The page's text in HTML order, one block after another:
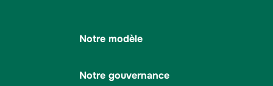
Notre modèle
Notre gouvernance